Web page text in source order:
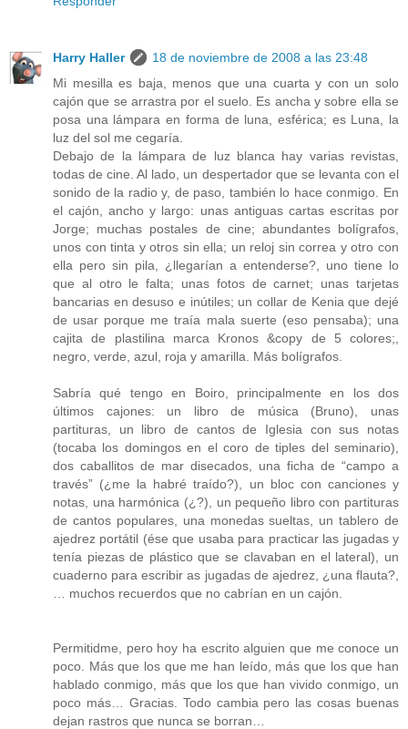
Harry Haller
18 de noviembre de 2008 a las 23:48
Mi mesilla es baja, menos que una cuarta y con un solo
cajón que se arrastra por el suelo. Es ancha y sobre ella se
posa una lámpara en forma de luna, esférica; es Luna, la
luz del sol me cegaría.
Debajo de la lámpara de luz blanca hay varias revistas,
todas de cine. Al lado, un despertador que se levanta con el
sonido de la radio y, de paso, también lo hace conmigo. En
el cajón, ancho y largo: unas antiguas cartas escritas por
Jorge; muchas postales de cine; abundantes bolígrafos,
unos con tinta y otros sin ella; un reloj sin correa y otro con
ella pero sin pila, ¿llegarían a entenderse?, uno tiene lo
que al otro le falta; unas fotos de carnet; unas tarjetas
bancarias en desuso e inútiles; un collar de Kenia que dejé
de usar porque me traía mala suerte (eso pensaba); una
cajita de plastilina marca Kronos &copy de 5 colores;,
negro, verde, azul, roja y amarilla. Más bolígrafos.
Sabría qué tengo en Boiro, principalmente en los dos
últimos cajones: un libro de música (Bruno), unas
partituras, un libro de cantos de Iglesia con sus notas
(tocaba los domingos en el coro de tiples del seminario),
dos caballitos de mar disecados, una ficha de “campo a
través” (¿me la habré traído?), un bloc con canciones y
notas, una harmónica (¿?), un pequeño libro con partituras
de cantos populares, una monedas sueltas, un tablero de
ajedrez portátil (ése que usaba para practicar las jugadas y
tenía piezas de plástico que se clavaban en el lateral), un
cuaderno para escribir as jugadas de ajedrez, ¿una flauta?,
… muchos recuerdos que no cabrían en un cajón.
Permitidme, pero hoy ha escrito alguien que me conoce un
poco. Más que los que me han leído, más que los que han
hablado conmigo, más que los que han vivido conmigo, un
poco más… Gracias. Todo cambia pero las cosas buenas
dejan rastros que nunca se borran…